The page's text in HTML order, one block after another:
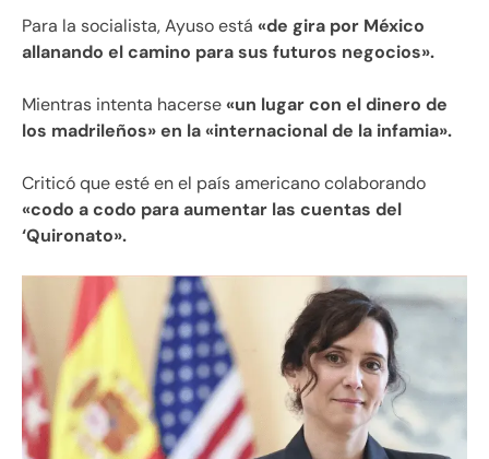
Para la socialista, Ayuso está «de gira por México
allanando el camino para sus futuros negocios».
Mientras intenta hacerse«un lugar con el dinero de
los madrileños» en la «internacional de la infamia».
Criticó que esté en el país americano colaborando
«codo a codo para aumentar las cuentas del
‘Quironato».